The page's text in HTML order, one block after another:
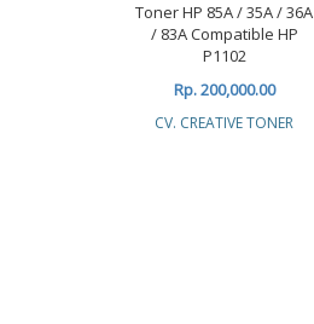
Toner HP 85A / 35A / 36A
/ 83A Compatible HP
P1102
Rp. 200,000.00
CV. CREATIVE TONER